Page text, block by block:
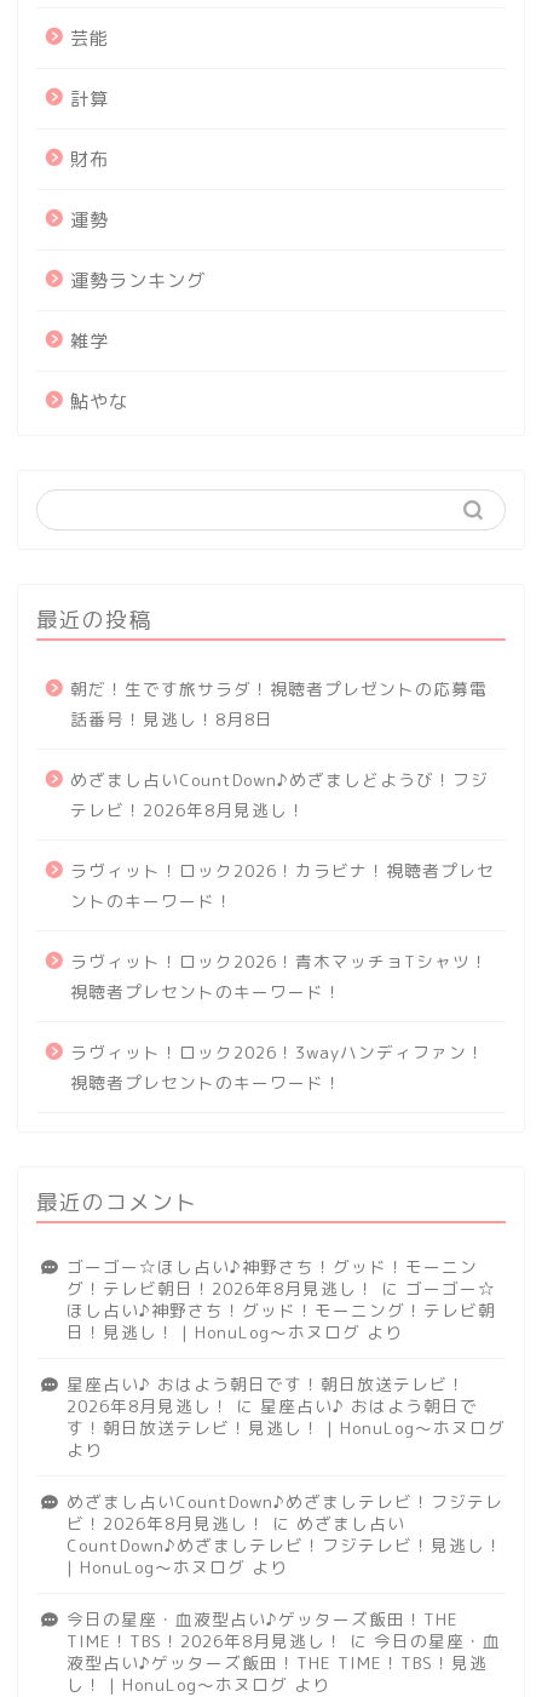
芸能
計算
財布
運勢
運勢ランキング
雑学
鮎やな
最近の投稿
朝だ！生です旅サラダ！視聴者プレゼントの応募電
話番号！見逃し！8月8日
めざまし占いCountDown♪めざましどようび！フジ
テレビ！2026年8月見逃し！
ラヴィット！ロック2026！カラビナ！視聴者プレセ
ントのキーワード！
ラヴィット！ロック2026！青木マッチョTシャツ！
視聴者プレセントのキーワード！
ラヴィット！ロック2026！3wayハンディファン！
視聴者プレセントのキーワード！
最近のコメント
ゴーゴー☆ほし占い♪神野さち！グッド！モーニン
グ！テレビ朝日！2026年8月見逃し！
に ゴーゴー☆
ほし占い♪神野さち！グッド！モーニング！テレビ朝
日！見逃し！ | HonuLog～ホヌログ より
星座占い♪ おはよう朝日です！朝日放送テレビ！
2026年8月見逃し！
に 星座占い♪ おはよう朝日で
す！朝日放送テレビ！見逃し！ | HonuLog～ホヌログ
より
めざまし占いCountDown♪めざましテレビ！フジテレ
ビ！2026年8月見逃し！
に めざまし占い
CountDown♪めざましテレビ！フジテレビ！見逃し！
| HonuLog～ホヌログ より
今日の星座・血液型占い♪ゲッターズ飯田！THE
TIME！TBS！2026年8月見逃し！
に 今日の星座・血
液型占い♪ゲッターズ飯田！THE TIME！TBS！見逃
し！ | HonuLog～ホヌログ より